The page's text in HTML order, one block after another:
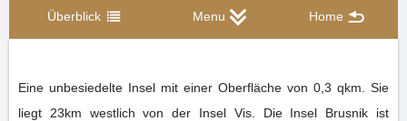
Überblick Menu Home
Eine unbesiedelte Insel mit einer Oberfläche von 0,3 qkm. Sie
liegt 23km westlich von der Insel Vis. Die Insel Brusnik ist